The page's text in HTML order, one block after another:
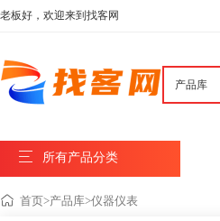
老板好，欢迎来到找客网
 所有产品分类
首页>产品库>仪器仪表